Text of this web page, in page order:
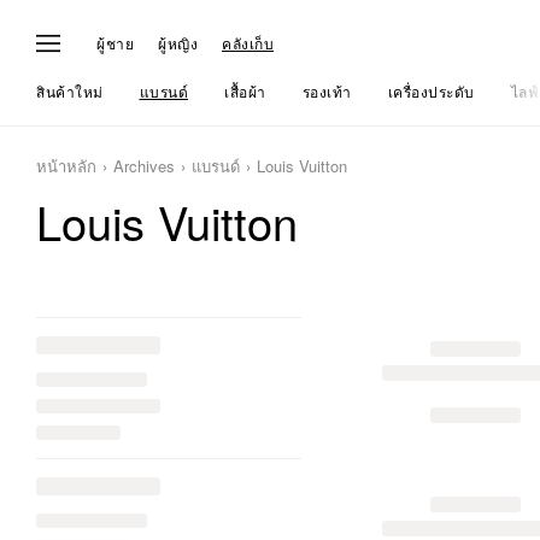
ผู้ชาย ผู้หญิง คลังเก็บ
สินค้าใหม่ แบรนด์ เสื้อผ้า รองเท้า เครื่องประดับ ไลฟ์
หน้าหลัก Archives แบรนด์ Louis Vuitton
Louis Vuitton